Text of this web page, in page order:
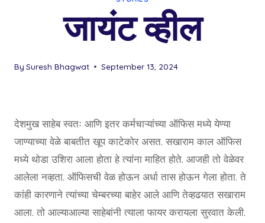
जायंट व्हील
By Suresh Bhagwat September 13, 2024
देशमुख साहेब स्वतः आणि इतर कर्मचाऱ्यांच्या ऑफिस मध्ये येण्या
जाण्याच्या वेळे बाबतीत खूप काटेकोर असत. सखाराम काल ऑफिस
मध्ये थोडा उशिरा आला होता हे त्यांना माहित होते. आजही तो वेळेवर
आलेला नव्हता. ऑफिसची वेळ होऊन अर्धा तास होऊन गेला होता. ते
कांही कारणाने त्यांच्या चेम्बरच्या बाहेर आले आणि तेव्हढयात सखाराम
आला. तो आल्याआल्या साहेबांनी त्याला फायर करायला सुरवात केली.